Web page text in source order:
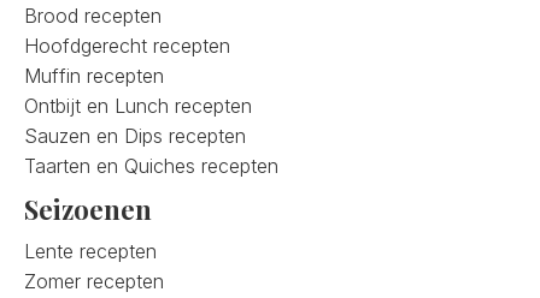
Brood recepten
Hoofdgerecht recepten
Muffin recepten
Ontbijt en Lunch recepten
Sauzen en Dips recepten
Taarten en Quiches recepten
Seizoenen
Lente recepten
Zomer recepten